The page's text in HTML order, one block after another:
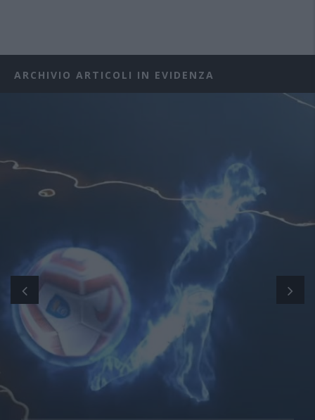
ARCHIVIO ARTICOLI IN EVIDENZA